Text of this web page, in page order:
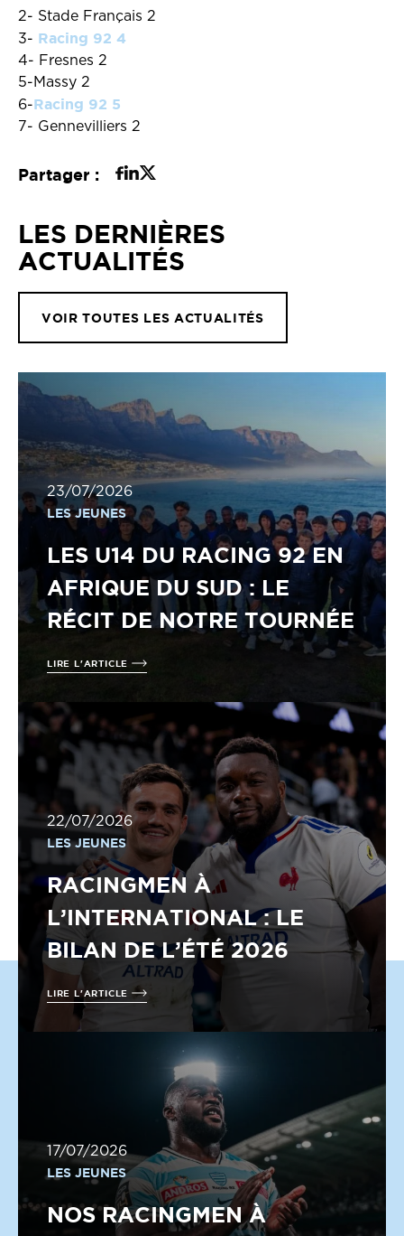
2- Stade Français 2
3- Racing 92 4
4- Fresnes 2
5-Massy 2
6-Racing 92 5
7- Gennevilliers 2
Partager :
LES DERNIÈRES
ACTUALITÉS
VOIR TOUTES LES ACTUALITÉS
23/07/2026
LES JEUNES
LES U14 DU RACING 92 EN
AFRIQUE DU SUD : LE
RÉCIT DE NOTRE TOURNÉE
LIRE L'ARTICLE
22/07/2026
LES JEUNES
RACINGMEN À
L’INTERNATIONAL : LE
BILAN DE L’ÉTÉ 2026
LIRE L'ARTICLE
17/07/2026
LES JEUNES
NOS RACINGMEN À